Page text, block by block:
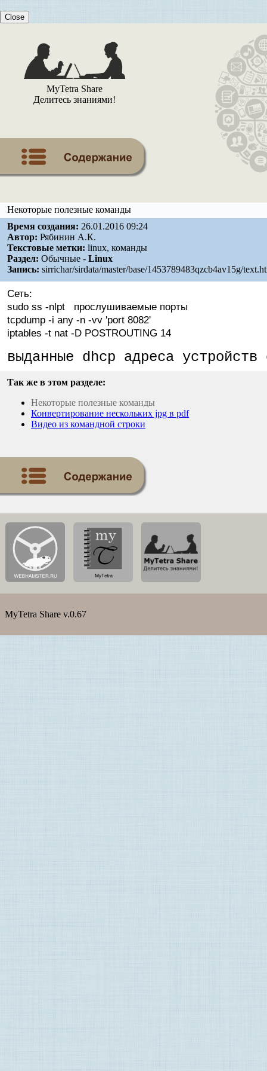
Close
MyTetra Share
Делитесь знаниями!
Некоторые полезные команды
Время создания: 26.01.2016 09:24
Автор: Рябинин А.К.
Текстовые метки: linux, команды
Раздел: Обычные - Linux
Запись: sirrichar/sirdata/master/base/1453789483qzcb4av15g/
Сеть:
sudo ss -nlpt прослушиваемые порты
tcpdump -i any -n -vv 'port 8082'
iptables -t nat -D POSTROUTING 14
выданные dhcp адреса
Так же в этом разделе:
Некоторые полезные команды
Конвертирование нескольких jpg в pdf
Видео из командной строки
MyTetra Share v.0.67